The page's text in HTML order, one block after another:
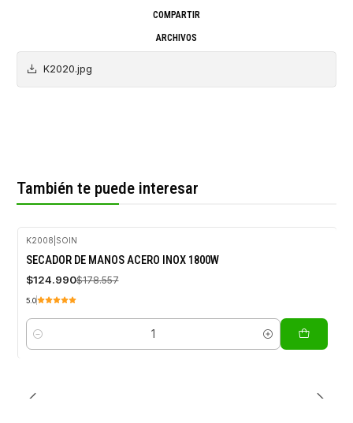
COMPARTIR
ARCHIVOS
K2020.jpg
También te puede interesar
-30%
OFF
K2008 SOIN
SECADOR DE MANOS ACERO INOX 1800W
$124.990$178.557
5.0
Cantidad